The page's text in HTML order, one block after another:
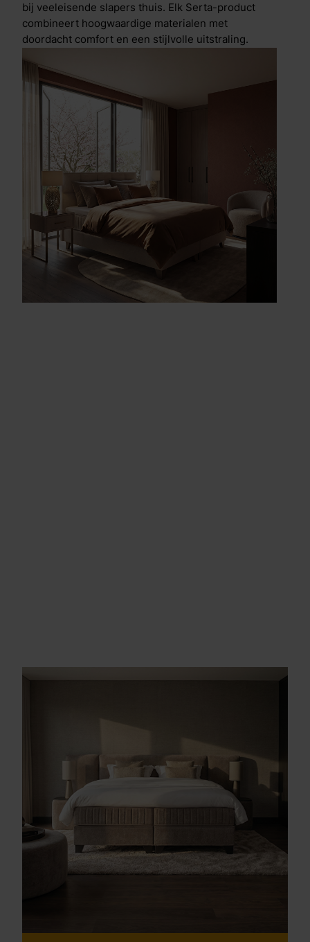
bij veeleisende slapers thuis. Elk Serta-product
combineert hoogwaardige materialen met
doordacht comfort en een stijlvolle uitstraling.